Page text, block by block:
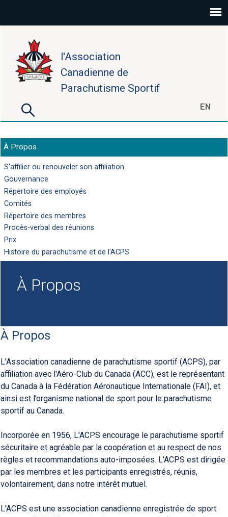
l'Association
Canadienne de
Parachutisme Sportif
EN
Formulaire de recherche
Rechercher
À Propos
S'affilier ou renouveler son affiliation
Gouvernance
Répertoire des employés
Comités
Répertoire des membres
Procès-verbal des réunions
Prix
Histoire du parachutisme et de l'ACPS
À Propos
À Propos
L'Association canadienne de parachutisme sportif (ACPS), par
affiliation avec l'Aéro-Club du Canada (ACC), est le représentant
du Canada à la Fédération Aéronautique Internationale (FAI), et
ainsi est l’organisme national de sport pour le parachutisme
sportif au Canada.
Incorporée en 1956, L'ACPS encourage le parachutisme sportif
sécuritaire et agréable par la coopération et au respect de nos
règles et recommandations auto-imposées. L'ACPS est dirigée
par les membres et les participants enregistrés, réunis,
volontairement, dans notre intérêt mutuel.
L'ACPS est une association canadienne enregistrée de sport